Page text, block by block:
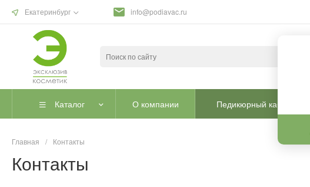
Екатеринбург info@podiavac.ru
Каталог О компании Педикюрный кабинет
Главная / Контакты
Контакты